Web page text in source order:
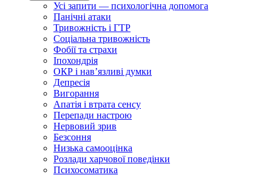
Усі запити — психологічна допомога
Панічні атаки
Тривожність і ГТР
Соціальна тривожність
Фобії та страхи
Іпохондрія
ОКР і навʼязливі думки
Депресія
Вигорання
Апатія і втрата сенсу
Перепади настрою
Нервовий зрив
Безсоння
Низька самооцінка
Розлади харчової поведінки
Психосоматика